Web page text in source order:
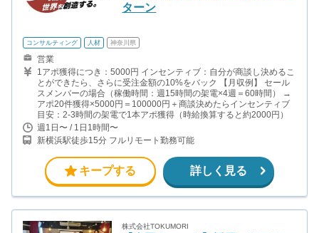
ターン
コンサルティング 人材 神奈川県
営業
1アポ獲得につき：5000円 インセンティブ：自分が商談し決めるこ
とができたら、さらに受注金額の10%をバック 【月収例】 セール
スメンバーの場合（稼働時間：週15時間の架電×4週＝60時間） →
アポ20件獲得×5000円＝100000円＋商談決めたらインセンティブ
目安：2-3時間の架電で1本アポ獲得（時給換算すると約2000円）
週1日〜 / 1日1時間〜
新横浜駅徒歩15分 フルリモート勤務可能
キープする 詳しく見る
株式会社TOKUMORI